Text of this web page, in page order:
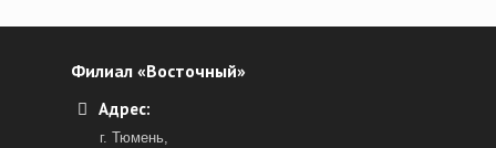
Филиал «Восточный»
Адрес:
г. Тюмень,